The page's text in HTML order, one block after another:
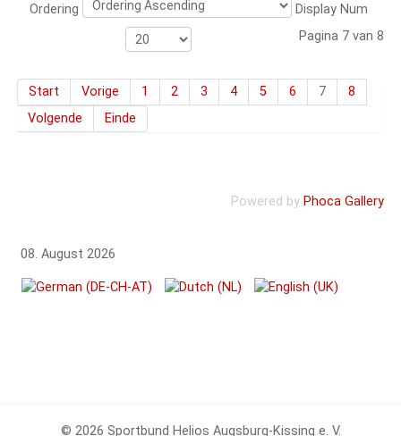
Ordering
Display Num
Pagina 7 van 8
Start Vorige 1 2 3 4 5 6 7
8
Volgende
Einde
Powered by Phoca Gallery
08. August 2026
© 2026 Sportbund Helios Augsburg-Kissing e. V.